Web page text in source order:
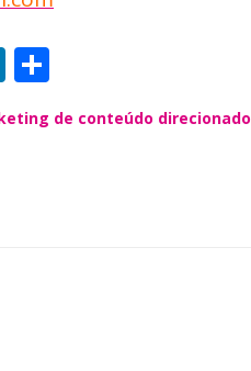
Li
n
k
h
a
de conteúdo direcionado